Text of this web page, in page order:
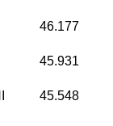
46.177
45.931
45.548